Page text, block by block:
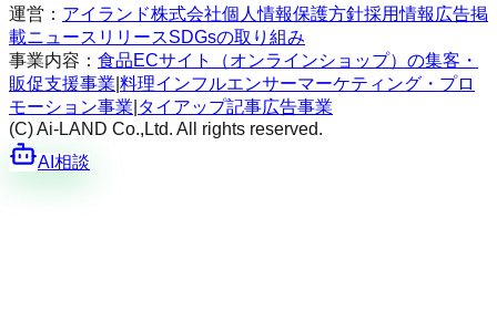
運営： アイランド株式会社個人情報保護方針採用情報 広告掲
載ニュースリリースSDGsの取り組み
事業内容： 食品ECサイト（オンラインショップ）の集客・
販促支援事業 料理インフルエンサーマーケティング・プロ
モーション事業 タイアップ記事広告事業
(C) Ai-LAND Co.,Ltd. All rights reserved.
AI相談